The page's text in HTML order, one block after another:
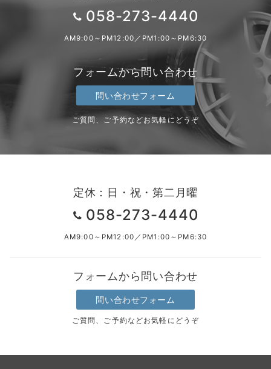
058-273-4440
AM9:00～PM12:00／PM1:00～PM6:30
フォームから問い合わせ
問い合わせフォーム
ご質問、ご予約などお気軽にどうぞ
定休：日・祝・第二月曜
058-273-4440
AM9:00～PM12:00／PM1:00～PM6:30
フォームから問い合わせ
問い合わせフォーム
ご質問、ご予約などお気軽にどうぞ